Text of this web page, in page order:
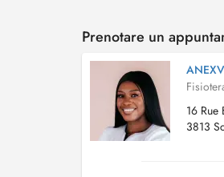
Prenotare un
16 Rue
3813